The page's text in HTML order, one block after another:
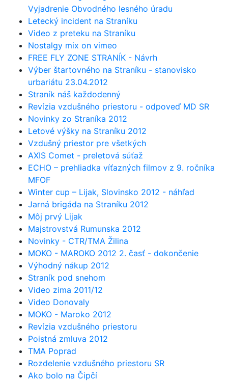
Vyjadrenie Obvodného lesného úradu
Letecký incident na Straníku
Video z preteku na Straníku
Nostalgy mix on vimeo
FREE FLY ZONE STRANÍK - Návrh
Výber štartovného na Straníku - stanovisko
urbariátu 23.04.2012
Straník náš každodenný
Revízia vzdušného priestoru - odpoveď MD SR
Novinky zo Straníka 2012
Letové výšky na Straníku 2012
Vzdušný priestor pre všetkých
AXIS Comet - preletová súťaž
ECHO – prehliadka víťazných filmov z 9. ročníka
MFOF
Winter cup – Lijak, Slovinsko 2012 - náhľad
Jarná brigáda na Straníku 2012
Môj prvý Lijak
Majstrovstvá Rumunska 2012
Novinky - CTR/TMA Žilina
MOKO - MAROKO 2012 2. časť - dokončenie
Výhodný nákup 2012
Straník pod snehom
Video zima 2011/12
Video Donovaly
MOKO - Maroko 2012
Revízia vzdušného priestoru
Poistná zmluva 2012
TMA Poprad
Rozdelenie vzdušného priestoru SR
Ako bolo na Čipčí